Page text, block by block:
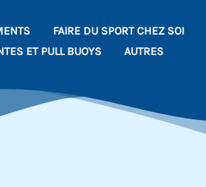
FAIRE DU SPORT CHEZ SOI
ET PULL BUOYS
AUTRES